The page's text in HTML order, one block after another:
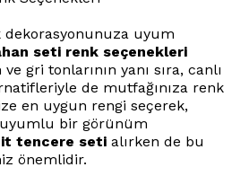
uyum
seti renk seçenekleri
gri tonlarının yanı sıra, canlı
de mutfağınıza renk
en uygun rengi seçerek,
uyumlu bir görünüm
tencere seti alırken de bu
önemlidir.